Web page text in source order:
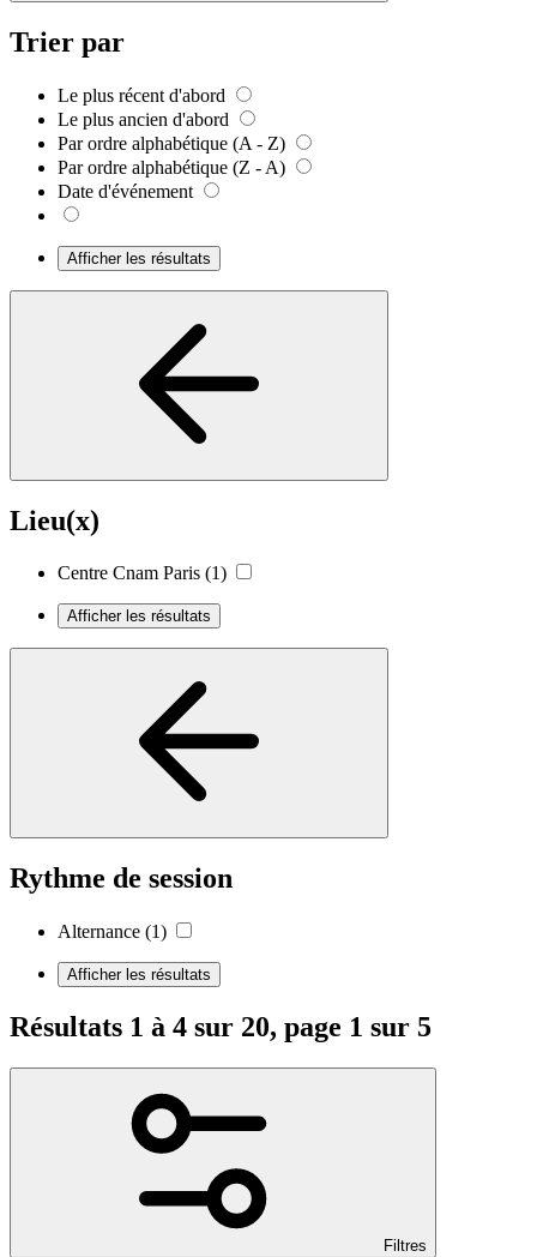
Trier par
Le plus récent d'abord
Le plus ancien d'abord
Par ordre alphabétique (A - Z)
Par ordre alphabétique (Z - A)
Date d'événement
Afficher les résultats
Lieu(x)
Centre Cnam Paris (1)
Afficher les résultats
Rythme de session
Alternance (1)
Afficher les résultats
Résultats 1 à 4 sur 20, page 1 sur 5
Filtres